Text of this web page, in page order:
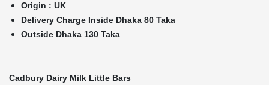
Origin : UK
Delivery Charge Inside Dhaka 80 Taka
Outside Dhaka 130 Taka
Cadbury Dairy Milk Little Bars